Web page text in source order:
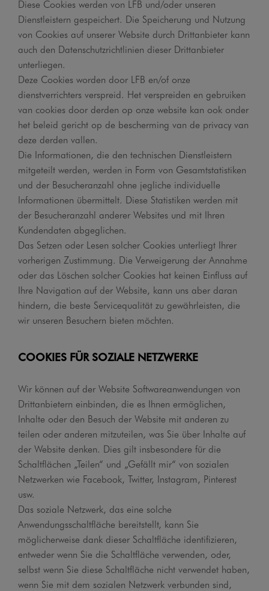
Diese Cookies werden von LFB und/oder unseren
Dienstleistern gespeichert. Die Speicherung und Nutzung
von Cookies auf unserer Website durch Drittanbieter kann
auch den Datenschutzrichtlinien dieser Drittanbieter
unterliegen.
Deze Cookies worden door LFB en/of onze
dienstverrichters verspreid. Het verspreiden en gebruiken
van cookies door derden op onze website kan ook onder
het beleid gericht op de bescherming van de privacy van
deze derden vallen.
Die Informationen, die den technischen Dienstleistern
mitgeteilt werden, werden in Form von Gesamtstatistiken
und der Besucheranzahl ohne jegliche individuelle
Informationen übermittelt. Diese Statistiken werden mit
der Besucheranzahl anderer Websites und mit Ihren
Kundendaten abgeglichen.
Das Setzen oder Lesen solcher Cookies unterliegt Ihrer
vorherigen Zustimmung. Die Verweigerung der Annahme
oder das Löschen solcher Cookies hat keinen Einfluss auf
Ihre Navigation auf der Website, kann uns aber daran
hindern, die beste Servicequalität zu gewährleisten, die
wir unseren Besuchern bieten möchten.
COOKIES FÜR SOZIALE NETZWERKE
Wir können auf der Website Softwareanwendungen von
Drittanbietern einbinden, die es Ihnen ermöglichen,
Inhalte oder den Besuch der Website mit anderen zu
teilen oder anderen mitzuteilen, was Sie über Inhalte auf
der Website denken. Dies gilt insbesondere für die
Schaltflächen „Teilen“ und „Gefällt mir“ von sozialen
Netzwerken wie Facebook, Twitter, Instagram, Pinterest
usw.
Das soziale Netzwerk, das eine solche
Anwendungsschaltfläche bereitstellt, kann Sie
möglicherweise dank dieser Schaltfläche identifizieren,
entweder wenn Sie die Schaltfläche verwenden, oder,
selbst wenn Sie diese Schaltfläche nicht verwendet haben,
wenn Sie mit dem sozialen Netzwerk verbunden sind,